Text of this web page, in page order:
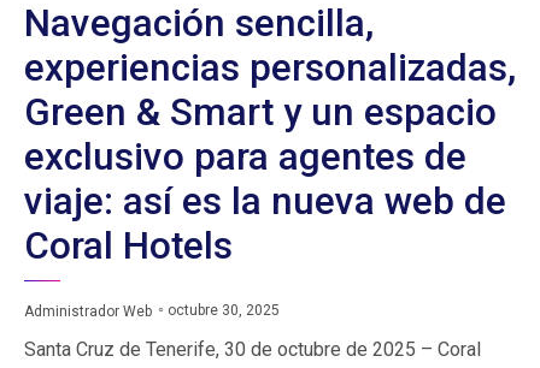
Navegación sencilla,
experiencias personalizadas,
Green & Smart y un espacio
exclusivo para agentes de
viaje: así es la nueva web de
Coral Hotels
Administrador Web octubre 30, 2025
Santa Cruz de Tenerife, 30 de octubre de 2025 – Coral